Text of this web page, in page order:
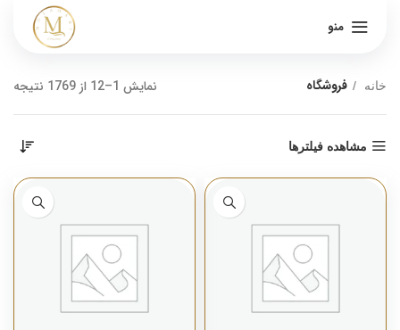
منو
خانه فروشگاه نمایش 1–12 از 1769 نتیجه
مشاهده فیلترها